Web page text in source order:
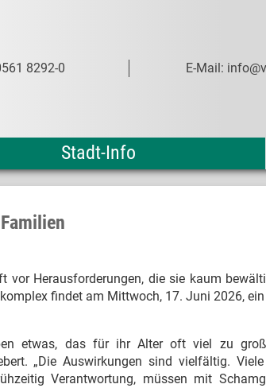
8292-0 E-Mail:
Stadt-Info
vor Herausforderungen, die sie kaum
findet am Mittwoch, 17. Juni 2026,
etwas, das für ihr Alter oft viel zu
„Die Auswirkungen sind vielfältig.
Verantwortung, müssen mit